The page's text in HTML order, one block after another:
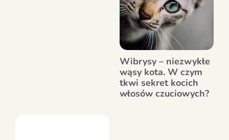
Wibrysy – niezwykłe
wąsy kota. W czym
tkwi sekret kocich
włosów czuciowych?